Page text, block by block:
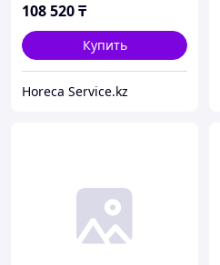
108 520₸
Купить
Horeca Service.kz